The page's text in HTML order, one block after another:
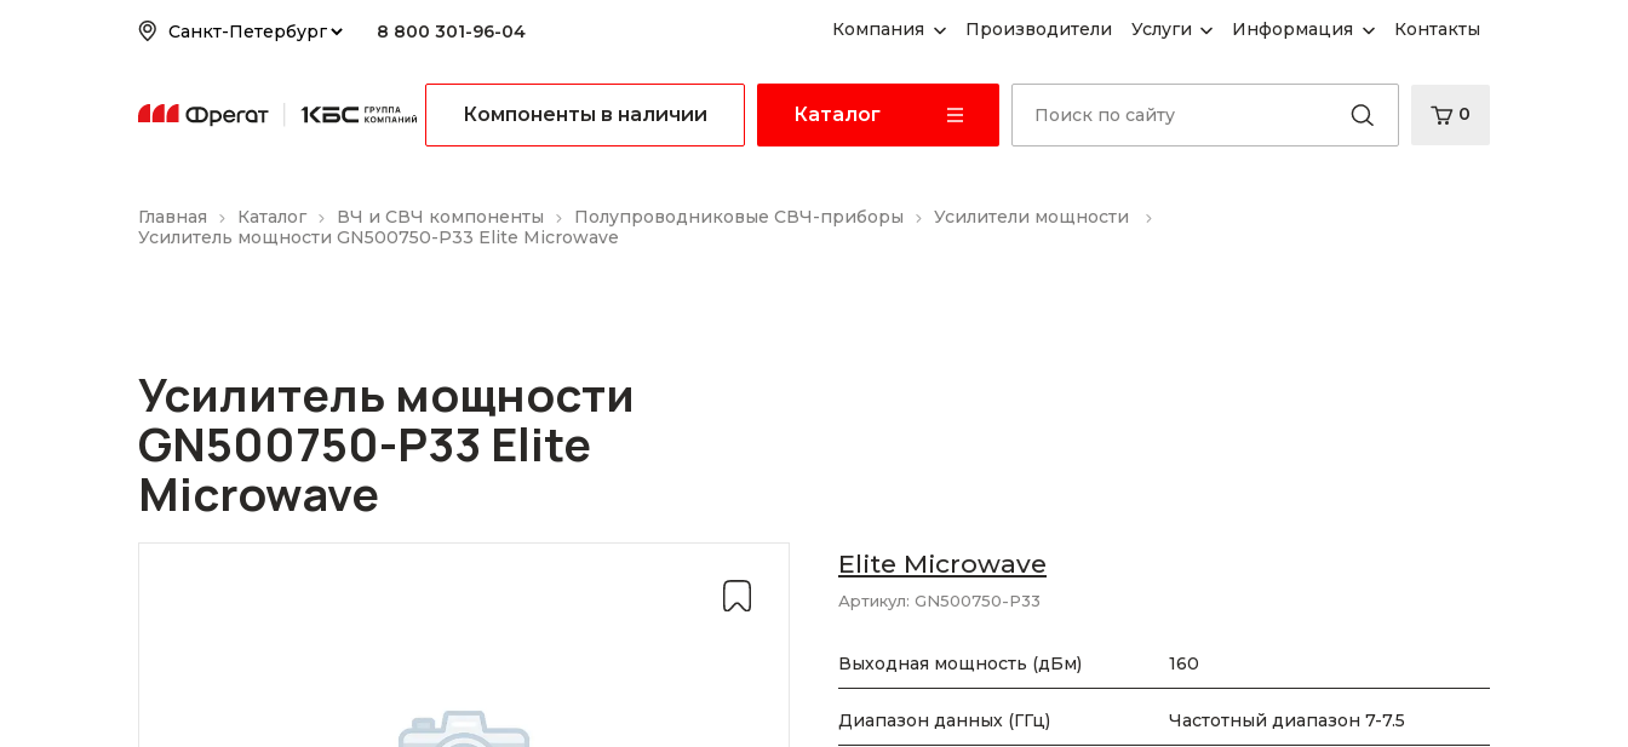
8 800 301-96-04 Компания Производители Услуги Информация Контакты
Компоненты в наличии Каталог 0
Главная Каталог ВЧ и СВЧ компоненты Полупроводниковые СВЧ-приборы
Усилители мощности
Усилитель мощности GN500750-P33 Elite Microwave
Усилитель мощности
GN500750-P33 Elite
Microwave
Elite Microwave
Артикул: GN500750-P33
Выходная мощность (дБм) 160
Диапазон данных (ГГц) Частотный диапазон 7-7.5